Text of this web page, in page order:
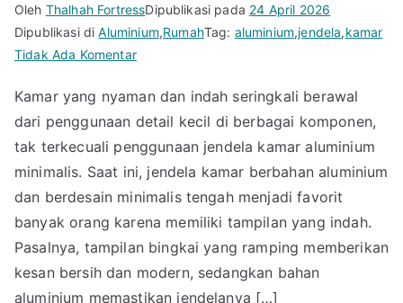
Oleh Thalhah FortressDipublikasi pada 24 April 2026
Dipublikasi diAluminium,RumahTag: aluminium,jendela,kamar
Tidak Ada Komentarpada
&
Estetik!
Ini
Dia
Model
Kamar
Aluminium
Minimalis
Kamar yang nyaman dan indah seringkali berawal
dari penggunaan detail kecil di berbagai komponen,
tak terkecuali penggunaan jendela kamar aluminium
minimalis. Saat ini, jendela kamar berbahan aluminium
dan berdesain minimalis tengah menjadi favorit
banyak orang karena memiliki tampilan yang indah.
Pasalnya, tampilan bingkai yang ramping memberikan
kesan bersih dan modern, sedangkan bahan
aluminium memastikan jendelanya […]